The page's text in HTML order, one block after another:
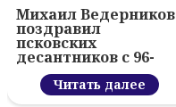
Михаил Ведерников
поздравил
псковских
десантников с 96-
летием ВДВ и
вручил награды
Читать далее